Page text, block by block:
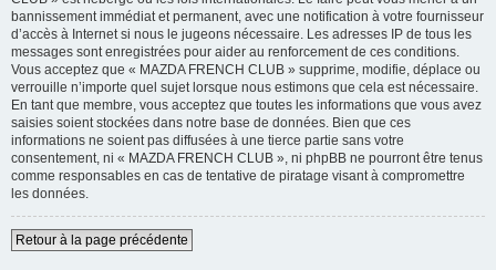
bannissement immédiat et permanent, avec une notification à votre fournisseur
d’accès à Internet si nous le jugeons nécessaire. Les adresses IP de tous les
messages sont enregistrées pour aider au renforcement de ces conditions.
Vous acceptez que « MAZDA FRENCH CLUB » supprime, modifie, déplace ou
verrouille n’importe quel sujet lorsque nous estimons que cela est nécessaire.
En tant que membre, vous acceptez que toutes les informations que vous avez
saisies soient stockées dans notre base de données. Bien que ces
informations ne soient pas diffusées à une tierce partie sans votre
consentement, ni « MAZDA FRENCH CLUB », ni phpBB ne pourront être tenus
comme responsables en cas de tentative de piratage visant à compromettre
les données.
Retour à la page précédente